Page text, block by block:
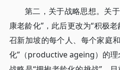
第二，关于战略思想。关
康老龄化”，此后更改为“积极
召新加坡的每个人、每个家庭
化”（productive ageing）的